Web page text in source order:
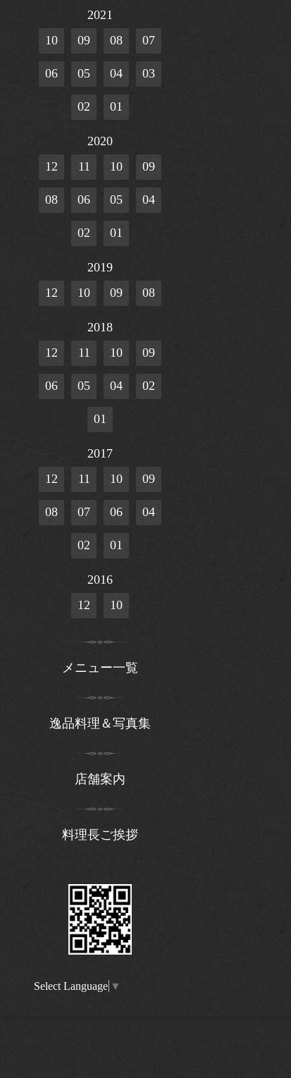
2021
10
09 08 07
06 05 04 03
02 01
2020
12
11 10 09
08 06 05 04
02 01
2019
12
10 09 08
2018
12
11 10 09
06 05 04 02
01
2017
12
11 10 09
08 07 06 04
02 01
2016
12
10
メニュー一覧
逸品料理＆写真集
店舗案内
料理長ご挨拶
Select Language ▼